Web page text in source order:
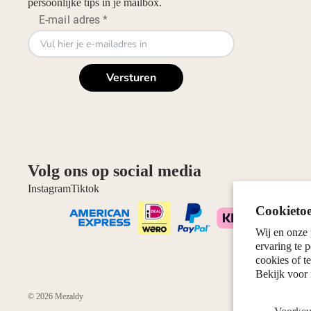
Wij en onze
ervaring te
cookies of
Bekijk voor
persoonlijke tips in je mailbox.
Volg ons op social media
InstagramTiktok
© 2026 Mezaldy